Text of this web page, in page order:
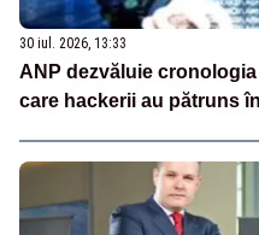
30 iul. 2026, 13:33
ANP dezvăluie
care hackerii au pătruns